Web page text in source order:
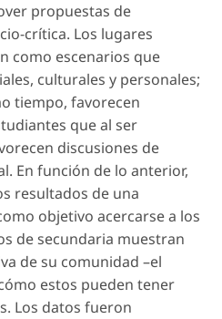
propuestas de
crítica. Los lugares
como escenarios que
culturales y personales;
tiempo, favorecen
que al ser
discusiones de
En función de lo anterior,
resultados de una
objetivo acercarse a los
de secundaria muestran
de su comunidad –el
estos pueden tener
Los datos fueron